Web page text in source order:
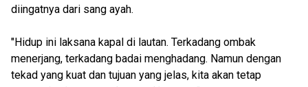
diingatnya dari sang ayah.
"Hidup ini laksana kapal di lautan. Terkadang ombak
menerjang, terkadang badai menghadang. Namun dengan
tekad yang kuat dan tujuan yang jelas, kita akan tetap